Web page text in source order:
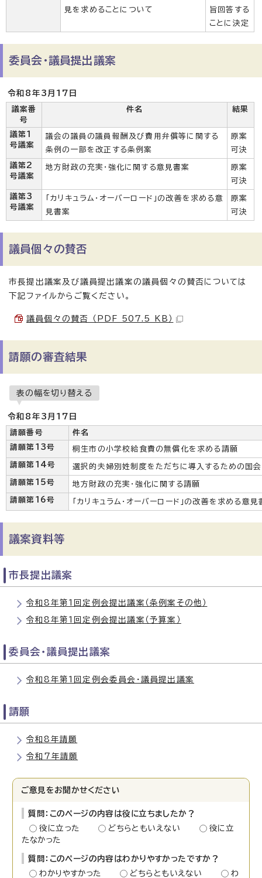
見を求めることについて
旨回答する
ことに決定
委員会・議員提出議案
令和8年3月17日
議案番
号
件名 結果
議第1
号議案
議会の議員の議員報酬及び費用弁償等に関する
条例の一部を改正する条例案
原案
可決
議第2
号議案
地方財政の充実・強化に関する意見書案
原案
可決
議第3
号議案
「カリキュラム・オーバーロード」の改善を求める意
見書案
原案
可決
議員個々の賛否
市長提出議案及び議員提出議案の議員個々の賛否については
下記ファイルからご覧ください。
議員個々の賛否 （PDF 507.5 KB）
請願の審査結果
表の幅を切り替える
令和8年3月17日
請願番号
件名
請願第13号
桐生市の小学校給食費の無償化を求める請願
請願第14号 選択的夫婦別姓制度をただちに導入するための国
請願第15号 地方財政の充実・強化に関する請願
請願第16号 「カリキュラム・オーバーロード」の改善を求める意
議案資料等
市長提出議案
令和8年第1回定例会提出議案（条例案その他）
令和8年第1回定例会提出議案（予算案）
委員会・議員提出議案
令和8年第1回定例会委員会・議員提出議案
請願
令和8年請願
令和7年請願
ご意見をお聞かせください
質問：このページの内容は役に立ちましたか？
役に立った
どちらともいえない
役に立
たなかった
質問：このページの内容はわかりやすかったですか？
わかりやすかった
どちらともいえない
わ